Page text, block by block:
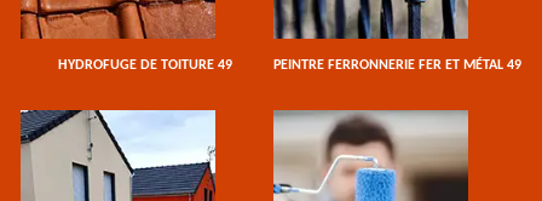
HYDROFUGE DE TOITURE 49 PEINTRE FERRONNERIE FER ET MÉTAL 49